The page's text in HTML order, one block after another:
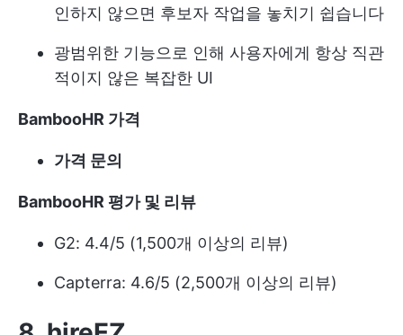
인하지 않으면 후보자 작업을 놓치기 쉽습니다
광범위한 기능으로 인해 사용자에게 항상 직관
적이지 않은 복잡한 UI
BambooHR 가격
가격 문의
BambooHR 평가 및 리뷰
G2: 4.4/5 (1,500개 이상의 리뷰)
Capterra: 4.6/5 (2,500개 이상의 리뷰)